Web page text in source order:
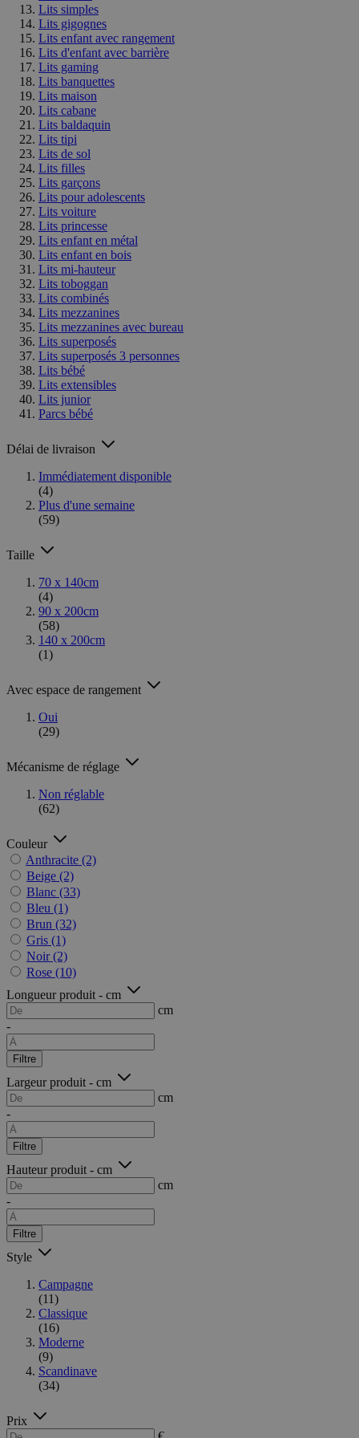
Lits simples
Lits gigognes
Lits enfant avec rangement
Lits d'enfant avec barrière
Lits gaming
Lits banquettes
Lits maison
Lits cabane
Lits baldaquin
Lits tipi
Lits de sol
Lits filles
Lits garçons
Lits pour adolescents
Lits voiture
Lits princesse
Lits enfant en métal
Lits enfant en bois
Lits mi-hauteur
Lits toboggan
Lits combinés
Lits mezzanines
Lits mezzanines avec bureau
Lits superposés
Lits superposés 3 personnes
Lits bébé
Lits extensibles
Lits junior
Parcs bébé
Délai de livraison
Immédiatement disponible
(4)
Plus d'une semaine
(59)
Taille
70 x 140cm
(4)
90 x 200cm
(58)
140 x 200cm
(1)
Avec espace de rangement
Oui
(29)
Mécanisme de réglage
Non réglable
(62)
Couleur
Anthracite (2)
Beige (2)
Blanc (33)
Bleu (1)
Brun (32)
Gris (1)
Noir (2)
Rose (10)
Longueur produit - cm
cm
-
Filtre
Largeur produit - cm
cm
-
Filtre
Hauteur produit - cm
cm
-
Filtre
Style
Campagne
(11)
Classique
(16)
Moderne
(9)
Scandinave
(34)
Prix